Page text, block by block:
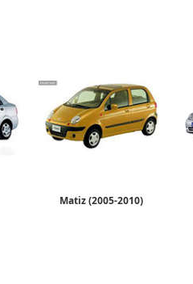
Matiz (2005-2010)